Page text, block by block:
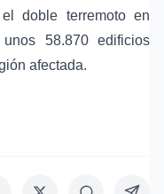
doble terremoto en
58.870 edificios
afectada.